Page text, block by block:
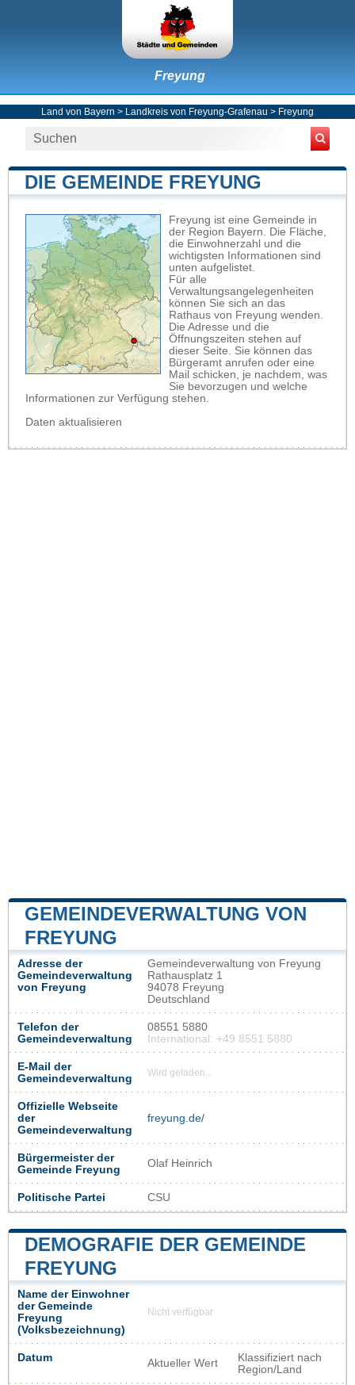
Freyung
Land von Bayern > Landkreis von Freyung-Grafenau > Freyung
DIE GEMEINDE FREYUNG
Freyung ist eine Gemeinde in
der Region Bayern. Die Fläche,
die Einwohnerzahl und die
wichtigsten Informationen sind
unten aufgelistet.
Für alle
Verwaltungsangelegenheiten
können Sie sich an das
Rathaus von Freyung wenden.
Die Adresse und die
Öffnungszeiten stehen auf
dieser Seite. Sie können das
Bürgeramt anrufen oder eine
Mail schicken, je nachdem, was
Sie bevorzugen und welche
Informationen zur Verfügung stehen.
Daten aktualisieren
GEMEINDEVERWALTUNG VON
FREYUNG
Adresse der
Gemeindeverwaltung
von Freyung
Gemeindeverwaltung von Freyung
Rathausplatz 1
94078 Freyung
Deutschland
Telefon der
Gemeindeverwaltung
08551 5880
International: +49 8551 5880
E-Mail der
Gemeindeverwaltung
Wird geladen...
Offizielle Webseite
der
Gemeindeverwaltung
freyung.de/
Bürgermeister der
Gemeinde Freyung
Olaf Heinrich
Politische Partei CSU
DEMOGRAFIE DER GEMEINDE
FREYUNG
Name der Einwohner
der Gemeinde
Freyung
(Volksbezeichnung)
Nicht verfügbar
Datum Aktueller Wert
Klassifiziert nach
Region/Land